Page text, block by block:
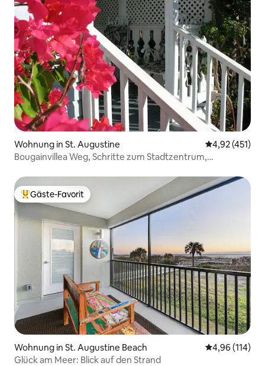
Wohnung in St. Augustine
4,92 (451)
Bougainvillea Weg, Schritte zum Stadtzentrum,
Beliebter Gäste-Favorit.
Gäste-Favorit
Wohnung in St. Augustine Beach
4,96 (114)
Glück am Meer: Blick auf den Strand